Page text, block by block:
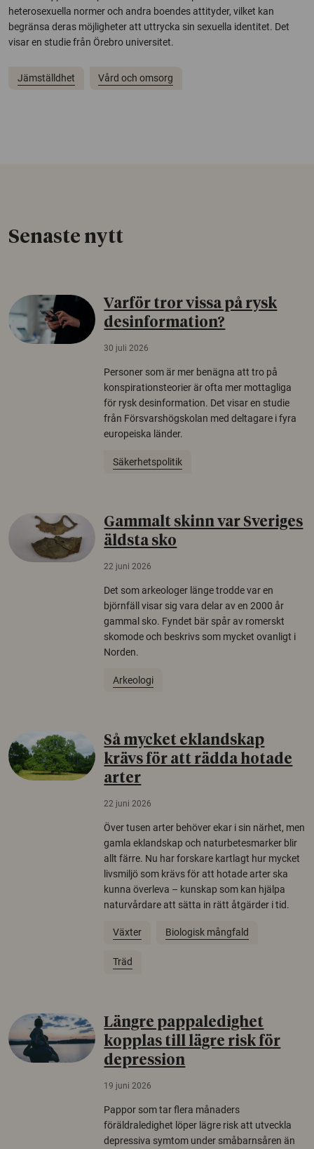
heterosexuella normer och andra boendes attityder, vilket kan
begränsa deras möjligheter att uttrycka sin sexuella identitet. Det
visar en studie från Örebro universitet.
Jämställdhet Vård och omsorg
Senaste nytt
Varför tror vissa på rysk
desinformation?
30 juli 2026
Personer som är mer benägna att tro på
konspirationsteorier är ofta mer mottagliga
för rysk desinformation. Det visar en studie
från Försvarshögskolan med deltagare i fyra
europeiska länder.
Säkerhetspolitik
Gammalt skinn var Sveriges
äldsta sko
22 juni 2026
Det som arkeologer länge trodde var en
björnfäll visar sig vara delar av en 2000 år
gammal sko. Fyndet bär spår av romerskt
skomode och beskrivs som mycket ovanligt i
Norden.
Arkeologi
Så mycket eklandskap
krävs för att rädda hotade
arter
22 juni 2026
Över tusen arter behöver ekar i sin närhet, men
gamla eklandskap och naturbetesmarker blir
allt färre. Nu har forskare kartlagt hur mycket
livsmiljö som krävs för att hotade arter ska
kunna överleva – kunskap som kan hjälpa
naturvårdare att sätta in rätt åtgärder i tid.
Växter Biologisk mångfald
Träd
Längre pappaledighet
kopplas till lägre risk för
depression
19 juni 2026
Pappor som tar flera månaders
föräldraledighet löper lägre risk att utveckla
depressiva symtom under småbarnsåren än